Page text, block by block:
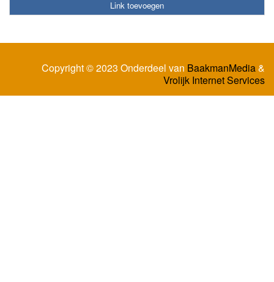
Link toevoegen
Copyright © 2023 Onderdeel van BaakmanMedia&
Vrolijk Internet Services